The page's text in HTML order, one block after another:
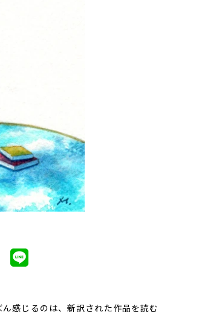
感じるのは、新訳された作品を読む